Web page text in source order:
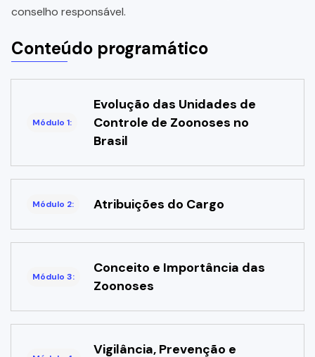
conselho responsável.
Conteúdo programático
Módulo 1:
Evolução das Unidades de
Controle de Zoonoses no
Brasil
Módulo 2: Atribuições do Cargo
Módulo 3:
Conceito e Importância das
Zoonoses
Vigilância, Prevenção e